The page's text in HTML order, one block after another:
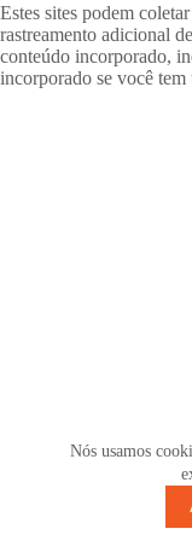
Nós usamos
Estes sites podem
rastreamento adicional
conteúdo incorporado,
incorporado se você tem